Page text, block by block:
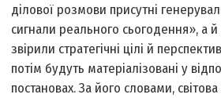
ділової розмови присутні
сигнали реального сьогодення», а
звірили стратегічні цілі й
потім будуть матеріалізовані у
постановах. За його словами,